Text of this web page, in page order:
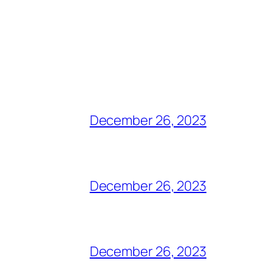
December 26, 2023
December 26, 2023
December 26, 2023